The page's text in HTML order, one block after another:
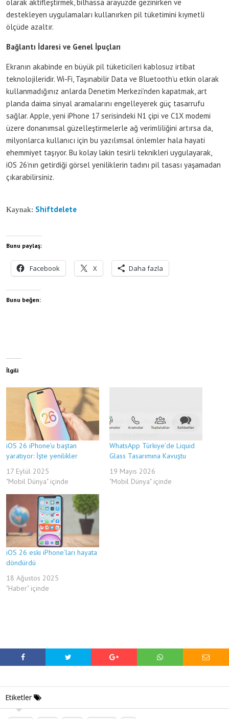
olarak aktifleştirmek, bilhassa arayüzde gezinirken ve
destekleyen uygulamaları kullanırken pil tüketimini kıymetli
ölçüde azaltır.
Bağlantı İdaresi ve Genel İpuçları
Ekranın akabinde en büyük pil tüketicileri kablosuz irtibat
teknolojileridir. Wi-Fi, Taşınabilir Data ve Bluetooth’u etkin olarak
kullanmadığınız anlarda Denetim Merkezi’nden kapatmak, art
planda daima sinyal aramalarını engelleyerek güç tasarrufu
sağlar. Apple, yeni iPhone 17 serisindeki N1 çipi ve C1X modemi
üzere donanımsal güzelleştirmelerle ağ verimliliğini artırsa da,
milyonlarca kullanıcı için bu yazılımsal önlemler hala hayati
ehemmiyet taşıyor. Bu kolay lakin tesirli teknikleri uygulayarak,
iOS 26’nın getirdiği görsel yeniliklerin tadını pil tasası yaşamadan
çıkarabilirsiniz.
Kaynak: Shiftdelete
Bunu paylaş:
Facebook X Daha fazla
Bunu beğen:
İlgili
iOS 26 iPhone’u baştan
yaratıyor: İşte yenilikler
17 Eylül 2025
"Mobil Dünya" içinde
WhatsApp Türkiye’de Liquid
Glass Tasarımına Kavuştu
19 Mayıs 2026
"Mobil Dünya" içinde
iOS 26 eski iPhone’ları hayata
döndürdü
18 Ağustos 2025
"Haber" içinde
Etiketler